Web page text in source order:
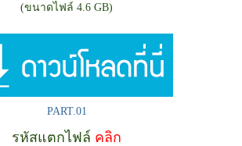
(ขนาดไฟล์ 4.6 GB)
PART.01
รหัสแตกไฟล์ คลิก